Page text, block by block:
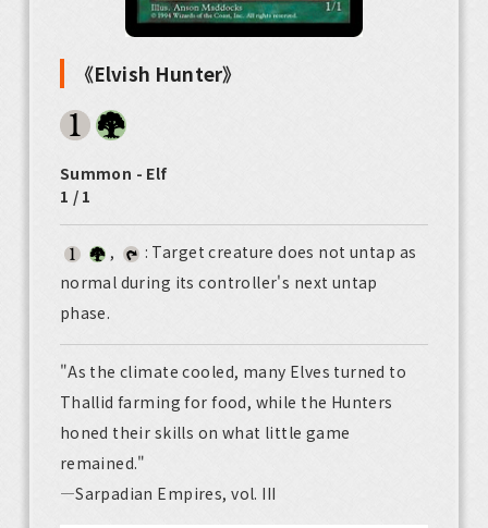
《Elvish Hunter》
Summon - Elf
1 / 1
,
: Target creature does not untap as
normal during its controller's next untap
phase.
"As the climate cooled, many Elves turned to
Thallid farming for food, while the Hunters
honed their skills on what little game
remained."
—Sarpadian Empires, vol. III